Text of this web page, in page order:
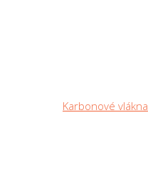
Karbonové vlákna